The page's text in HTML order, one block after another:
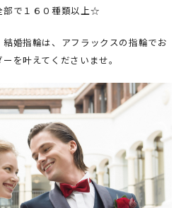
部で１６０種類以上☆
婚指輪は、アフラックスの指輪でお
を叶えてくださいませ。